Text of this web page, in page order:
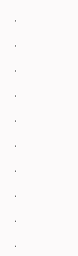
.
.
.
.
.
.
.
.
.
.